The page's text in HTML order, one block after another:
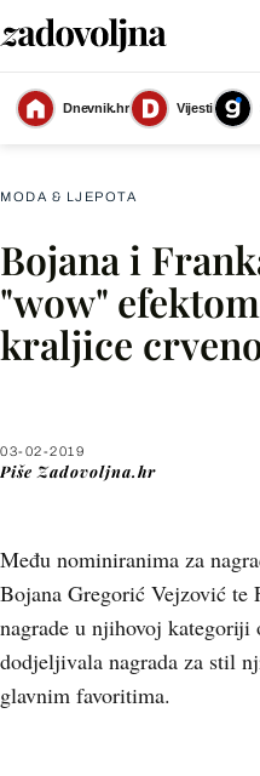
Dnevnik.hr Vijesti
MODA & LJEPOTA
Bojana i
"wow"
kraljice
03-02-2019
Piše Zadovoljna.hr
Među nominiranima za
Bojana Gregorić Vejzović te
nagrade u njihovoj kategoriji
dodjeljivala nagrada za stil
glavnim favoritima.
Facebook
X